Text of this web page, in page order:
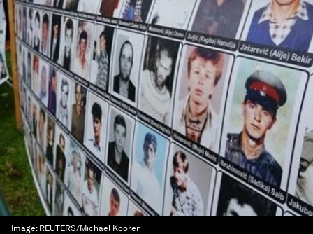
Image: REUTERS/Michael Kooren